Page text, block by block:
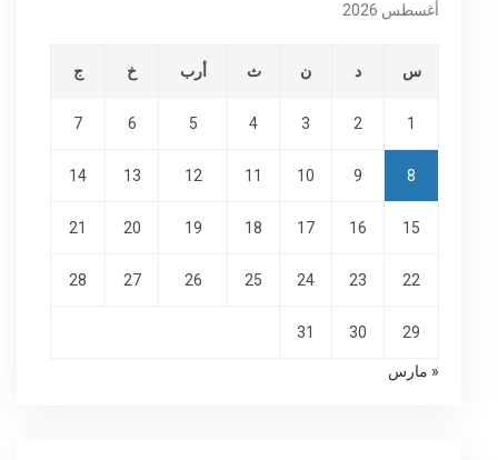
أغسطس 2026
س د ن ث أرب خ ج
1
2
3
4
5
6
7
8
9
10
11
12
13
14
15
16
17
18
19
20
21
22
23
24
25
26
27
28
29
30
31
« مارس